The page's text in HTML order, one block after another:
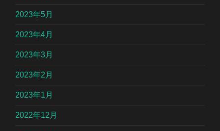
2023年5月
2023年4月
2023年3月
2023年2月
2023年1月
2022年12月